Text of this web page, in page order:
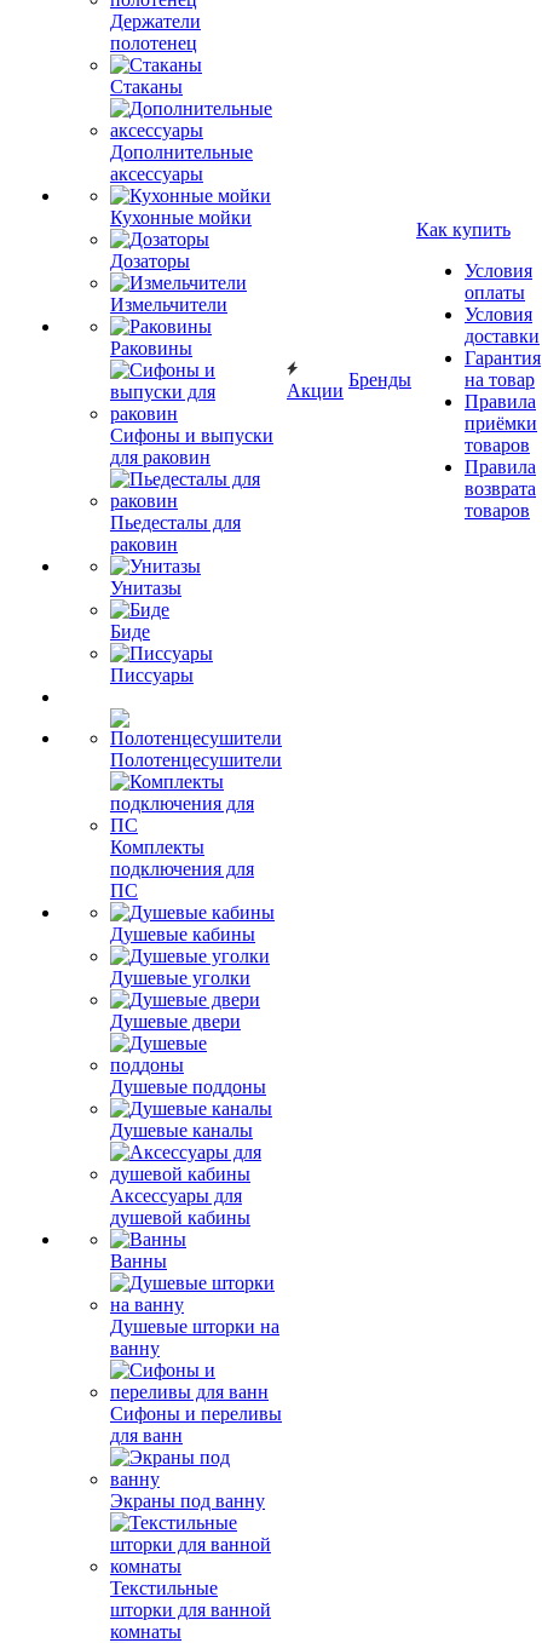
Держатели
полотенец
Стаканы
Дополнительные
аксессуары
Кухонные мойки
Дозаторы
Измельчители
Раковины
Сифоны и выпуски
для раковин
Пьедесталы для
раковин
Унитазы
Биде
Писсуары
Полотенцесушители
Комплекты
подключения для
ПС
Душевые кабины
Душевые уголки
Душевые двери
Душевые поддоны
Душевые каналы
Аксессуары для
душевой кабины
Ванны
Душевые шторки на
ванну
Сифоны и переливы
для ванн
Экраны под ванну
Текстильные
шторки для ванной
комнаты
Акции
Бренды
Как купить
Условия
оплаты
Условия
доставки
Гарантия
на товар
Правила
приёмки
товаров
Правила
возврата
товаров